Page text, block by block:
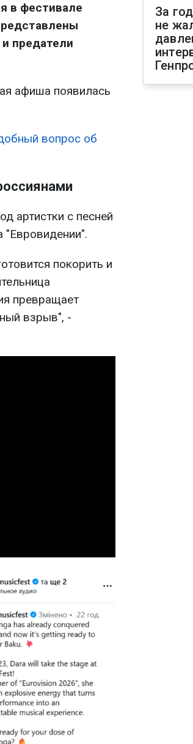
в фестивале
предатели
афиша появилась
вопрос об
артистки с песней
"Евровидении".
покорить и
превращает
взрыв", -
За
не